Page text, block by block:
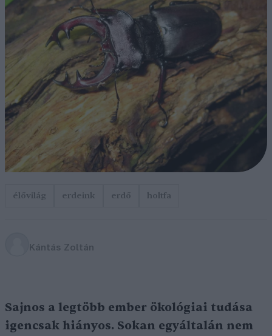
élővilág erdeink erdő holtfa
Kántás Zoltán
Sajnos a legtöbb ember ökológiai tudása
igencsak hiányos. Sokan egyáltalán nem